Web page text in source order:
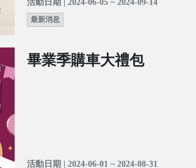
活動日期 | 2024-06-05 ~ 2024-09-14
最新消息
畢業季購車大禮包
活動日期 | 2024-06-01 ~ 2024-08-31